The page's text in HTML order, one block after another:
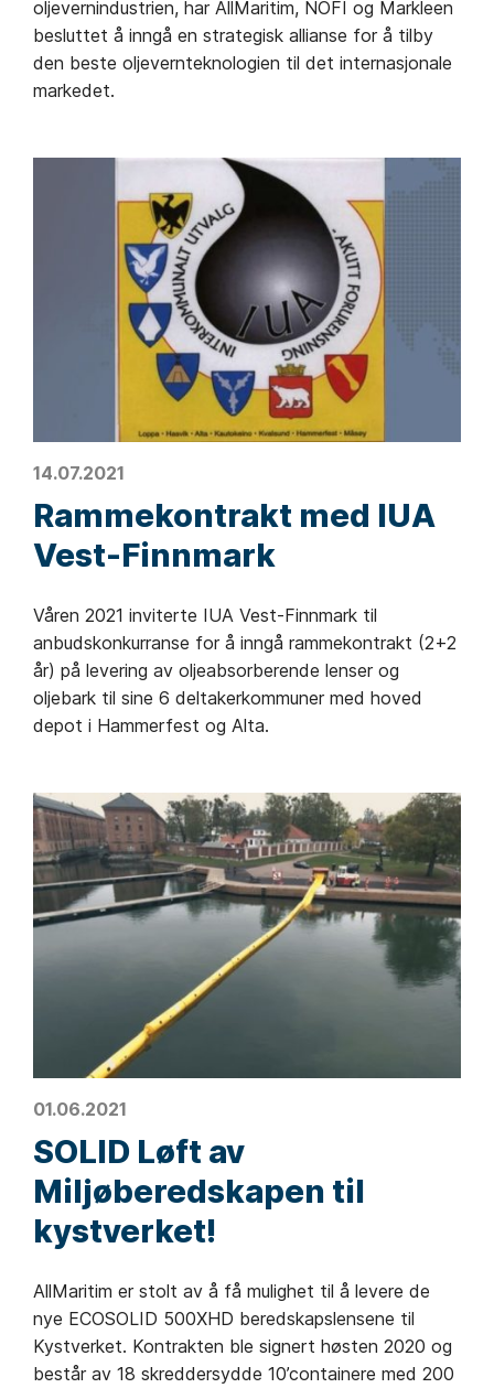
oljevernindustrien, har AllMaritim, NOFI og Markleen
besluttet å inngå en strategisk allianse for å tilby
den beste oljevernteknologien til det internasjonale
markedet.
14.07.2021
Rammekontrakt med IUA
Vest-Finnmark
Våren 2021 inviterte IUA Vest-Finnmark til
anbudskonkurranse for å inngå rammekontrakt (2+2
år) på levering av oljeabsorberende lenser og
oljebark til sine 6 deltakerkommuner med hoved
depot i Hammerfest og Alta.
01.06.2021
SOLID Løft av
Miljøberedskapen til
kystverket!
AllMaritim er stolt av å få mulighet til å levere de
nye ECOSOLID 500XHD beredskapslensene til
Kystverket. Kontrakten ble signert høsten 2020 og
består av 18 skreddersydde 10’containere med 200